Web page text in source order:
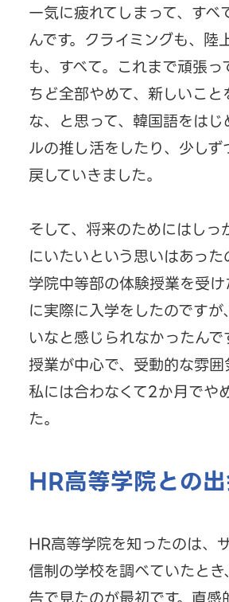
一気に疲れてしまって、すべ
んです。クライミングも、陸
も、すべて。これまで頑張
ちど全部やめて、新しいこと
な、と思って、韓国語をはじ
ルの推し活をしたり、少しず
戻していきました。
そして、将来のためにはしっ
にいたいという思いはあっ
学院中等部の体験授業を受
に実際に入学をしたのです
いなと感じられなかったんで
授業が中心で、受動的な雰囲
私には合わなくて2か月でや
た。
HR高等学院との
HR高等学院を知ったのは、
信制の学校を調べていたと